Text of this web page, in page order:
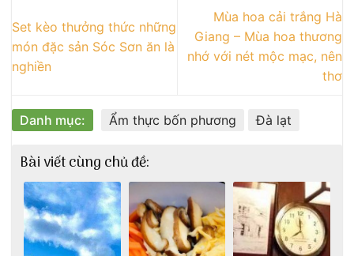
Set kèo thưởng thức những
món đặc sản Sóc Sơn ăn là
nghiền
Mùa hoa cải trắng Hà
Giang – Mùa hoa thương
nhớ với nét mộc mạc, nên
thơ
Danh mục: Ẩm thực bốn phương Đà lạt
Bài viết cùng chủ đề: